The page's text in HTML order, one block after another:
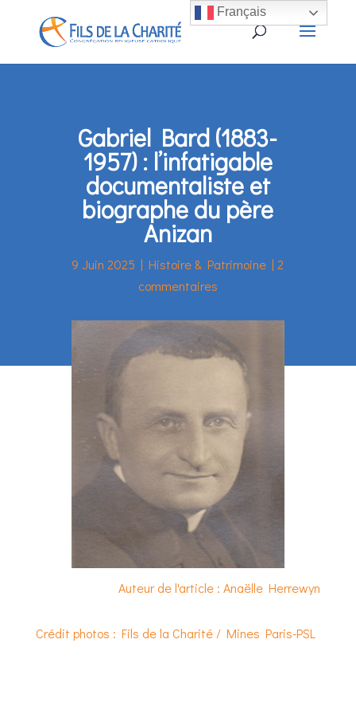
Gabriel Bard (1883-
1957) : l’infatigable
documentaliste et
biographe du père
Anizan
9 Juin 2025 |Histoire & Patrimoine | 2
commentaires
Auteur de l'article : Anaëlle Herrewyn
Crédit photos : Fils de la Charité / Mines Paris-PSL
Français